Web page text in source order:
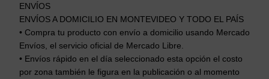
c
o
s
X
ENVÍOS
ENVÍOS A DOMICILIO EN MONTEVIDEO Y TODO EL PAÍS
• Compra tu producto con envío a domicilio usando Mercado
Envíos, el servicio oficial de Mercado Libre.
• Envíos rápido en el día seleccionado esta opción el costo
por zona también le figura en la publicación o al momento